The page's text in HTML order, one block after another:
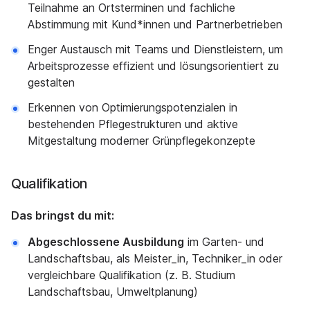
Teilnahme an Ortsterminen und fachliche
Abstimmung mit Kund*innen und Partnerbetrieben
Enger Austausch mit Teams und Dienstleistern, um
Arbeitsprozesse effizient und lösungsorientiert zu
gestalten
Erkennen von Optimierungspotenzialen in
bestehenden Pflegestrukturen und aktive
Mitgestaltung moderner Grünpflegekonzepte
Qualifikation
Das bringst du mit:
Abgeschlossene Ausbildung im Garten- und
Landschaftsbau, als Meister_in, Techniker_in oder
vergleichbare Qualifikation (z. B. Studium
Landschaftsbau, Umweltplanung)